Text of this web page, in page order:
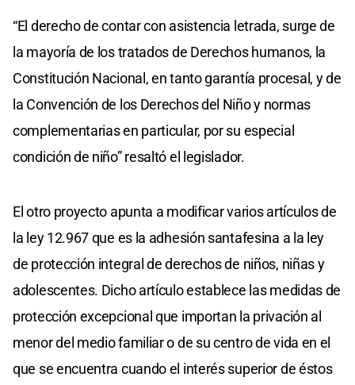
“El derecho de contar con asistencia letrada, surge de
la mayoría de los tratados de Derechos humanos, la
Constitución Nacional, en tanto garantía procesal, y de
la Convención de los Derechos del Niño y normas
complementarias en particular, por su especial
condición de niño” resaltó el legislador.
El otro proyecto apunta a modificar varios artículos de
la ley 12.967 que es la adhesión santafesina a la ley
de protección integral de derechos de niños, niñas y
adolescentes. Dicho artículo establece las medidas de
protección excepcional que importan la privación al
menor del medio familiar o de su centro de vida en el
que se encuentra cuando el interés superior de éstos